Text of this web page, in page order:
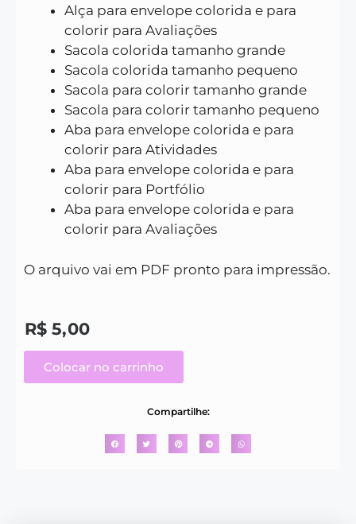
Alça para envelope colorida e para
colorir para Avaliações
Sacola colorida tamanho grande
Sacola colorida tamanho pequeno
Sacola para colorir tamanho grande
Sacola para colorir tamanho pequeno
Aba para envelope colorida e para
colorir para Atividades
Aba para envelope colorida e para
colorir para Portfólio
Aba para envelope colorida e para
colorir para Avaliações
O arquivo vai em PDF pronto para impressão.
R$ 5,00
Colocar no carrinho
Compartilhe: